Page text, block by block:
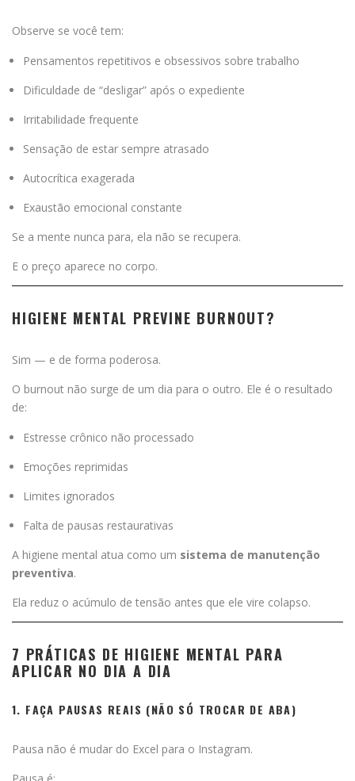
Observe se você tem:
Pensamentos repetitivos e obsessivos sobre trabalho
Dificuldade de “desligar” após o expediente
Irritabilidade frequente
Sensação de estar sempre atrasado
Autocrítica exagerada
Exaustão emocional constante
Se a mente nunca para, ela não se recupera.
E o preço aparece no corpo.
HIGIENE MENTAL PREVINE BURNOUT?
Sim — e de forma poderosa.
O burnout não surge de um dia para o outro. Ele é o resultado
de:
Estresse crônico não processado
Emoções reprimidas
Limites ignorados
Falta de pausas restaurativas
A higiene mental atua como um sistema de manutenção
preventiva.
Ela reduz o acúmulo de tensão antes que ele vire colapso.
7 PRÁTICAS DE HIGIENE MENTAL PARA
APLICAR NO DIA A DIA
1. FAÇA PAUSAS REAIS (NÃO SÓ TROCAR DE ABA)
Pausa não é mudar do Excel para o Instagram.